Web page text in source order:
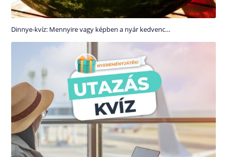
Dinnye-kvíz: Mennyire vagy képben a nyár kedvenc…